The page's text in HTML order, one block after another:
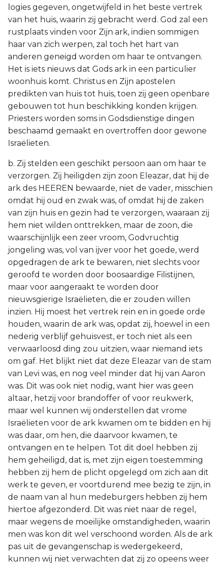
logies gegeven, ongetwijfeld in het beste vertrek
van het huis, waarin zij gebracht werd. God zal een
rustplaats vinden voor Zijn ark, indien sommigen
haar van zich werpen, zal toch het hart van
anderen geneigd worden om haar te ontvangen.
Het is iets nieuws dat Gods ark in een particulier
woonhuis komt. Christus en Zijn apostelen
predikten van huis tot huis, toen zij geen openbare
gebouwen tot hun beschikking konden krijgen.
Priesters worden soms in Godsdienstige dingen
beschaamd gemaakt en overtroffen door gewone
Israëlieten.
b. Zij stelden een geschikt persoon aan om haar te
verzorgen. Zij heiligden zijn zoon Eleazar, dat hij de
ark des HEEREN bewaarde, niet de vader, misschien
omdat hij oud en zwak was, of omdat hij de zaken
van zijn huis en gezin had te verzorgen, waaraan zij
hem niet wilden onttrekken, maar de zoon, die
waarschijnlijk een zeer vroom, Godvruchtig
jongeling was, vol van ijver voor het goede, werd
opgedragen de ark te bewaren, niet slechts voor
geroofd te worden door boosaardige Filistijnen,
maar voor aangeraakt te worden door
nieuwsgierige Israëlieten, die er zouden willen
inzien. Hij moest het vertrek rein en in goede orde
houden, waarin de ark was, opdat zij, hoewel in een
nederig verblijf gehuisvest, er toch niet als een
verwaarloosd ding zou uitzien, waar niemand iets
om gaf. Het blijkt niet dat deze Eleazar van de stam
van Levi was, en nog veel minder dat hij van Aaron
was. Dit was ook niet nodig, want hier was geen
altaar, hetzij voor brandoffer of voor reukwerk,
maar wel kunnen wij onderstellen dat vrome
Israëlieten voor de ark kwamen om te bidden en hij
was daar, om hen, die daarvoor kwamen, te
ontvangen en te helpen. Tot dit doel hebben zij
hem geheiligd, dat is, met zijn eigen toestemming
hebben zij hem de plicht opgelegd om zich aan dit
werk te geven, er voortdurend mee bezig te zijn, in
de naam van al hun medeburgers hebben zij hem
hiertoe afgezonderd. Dit was niet naar de regel,
maar wegens de moeilijke omstandigheden, waarin
men was kon dit wel verschoond worden. Als de ark
pas uit de gevangenschap is wedergekeerd,
kunnen wij niet verwachten dat zij zo opeens weer